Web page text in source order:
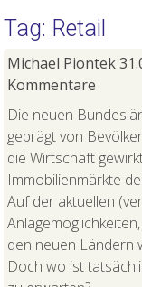
Tag: Retail
Michael Piontek
Kommentare
Die neuen
geprägt von
die Wirtschaft
Immobilienmärkte
Auf der aktuellen
den neuen Ländern
Doch wo ist